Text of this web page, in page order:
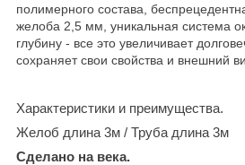
полимерного состава,
желоба 2,5 мм, уникальная система
глубину - все это увеличивает
сохраняет свои свойства и внешний
Характеристики и преимущества.
Желоб длина 3м / Труба длина 3м
Сделано на века.